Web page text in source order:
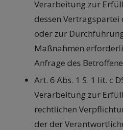
Verarbeitung zur
dessen Vertragspartei
oder zur
Maßnahmen
Anfrage des
Art. 6 Abs. 1 S. 1 lit. c
Verarbeitung zur
rechtlichen
der der